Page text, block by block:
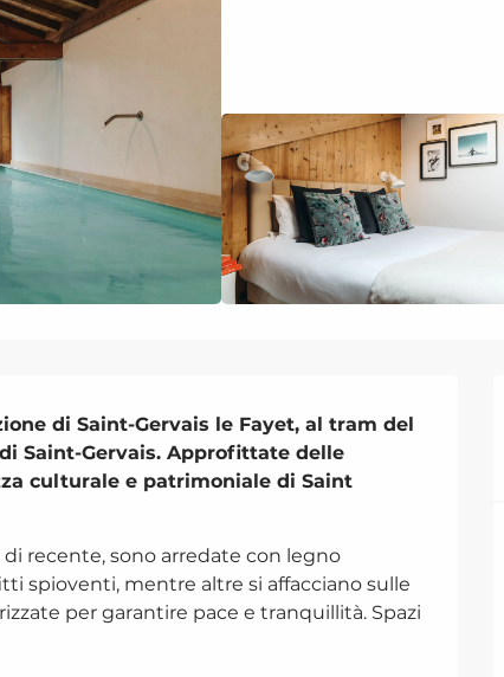
di Saint-Gervais le Fayet, al tram del
Saint-Gervais. Approfittate delle
culturale e patrimoniale di Saint
recente, sono arredate con legno
spioventi, mentre altre si affacciano sulle
per garantire pace e tranquillità. Spazi